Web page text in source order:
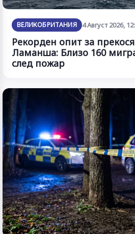
ВЕЛИКОБРИТАНИЯ 4 Август 2026,
Рекорден опит за
Ламанша: Близо 160
след пожар